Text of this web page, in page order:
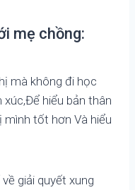
mẹ chồng:
mà không đi học
hiểu bản thân
mình tốt hơn Và hiểu
giải quyết xung